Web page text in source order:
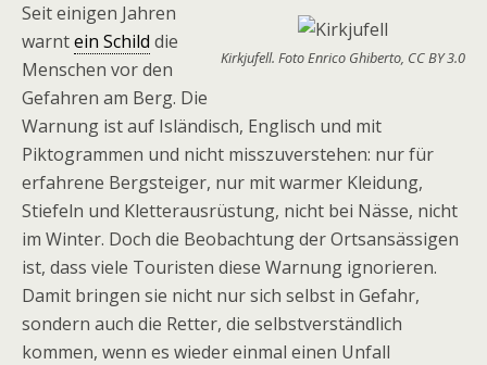
Kirkjufell. Foto Enrico Ghiberto, CC BY 3.0
Seit einigen Jahren
warntein Schild die
Menschen vor den
Gefahren am Berg. Die
Warnung ist auf Isländisch, Englisch und mit
Piktogrammen und nicht misszuverstehen: nur für
erfahrene Bergsteiger, nur mit warmer Kleidung,
Stiefeln und Kletterausrüstung, nicht bei Nässe, nicht
im Winter. Doch die Beobachtung der Ortsansässigen
ist, dass viele Touristen diese Warnung ignorieren.
Damit bringen sie nicht nur sich selbst in Gefahr,
sondern auch die Retter, die selbstverständlich
kommen, wenn es wieder einmal einen Unfall